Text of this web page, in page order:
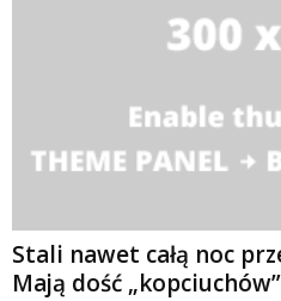
Stali nawet całą noc
Mają dość „kopciuchów”